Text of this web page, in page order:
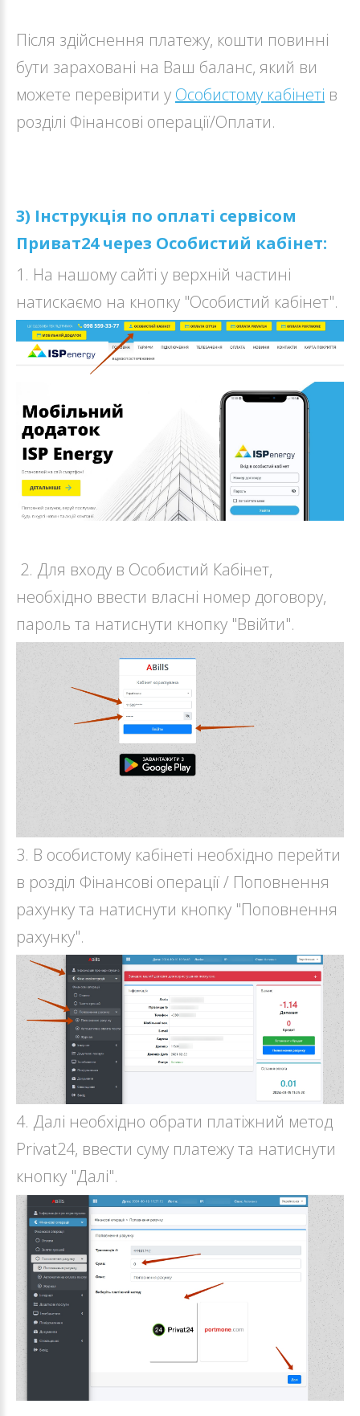
Після здійснення платежу, кошти повинні
бути зараховані на Ваш баланс, який ви
можете перевірити у Особистому кабінеті в
розділі Фінансові операції/Оплати.
3) Інструкція по оплаті сервісом
Приват24 через Особистий кабінет:
1. На нашому сайті у верхній частині
натискаємо на кнопку "Особистий кабінет".
2. Для входу в Особистий Кабінет,
необхідно ввести власні номер договору,
пароль та натиснути кнопку "Ввійти".
3. В особистому кабінеті необхідно перейти
в розділ Фінансові операції / Поповнення
рахунку та натиснути кнопку "Поповнення
рахунку".
4. Далі необхідно обрати платіжний метод
Privat24, ввести суму платежу та натиснути
кнопку "Далі".